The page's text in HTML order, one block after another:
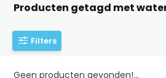
Producten getagd met
Filters
Geen producten gevonden!...